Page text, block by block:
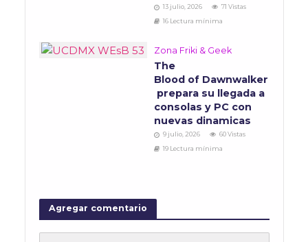
13 julio, 2026
71 Vistas
16 Lectura mínima
Zona Friki & Geek
The
Blood of Dawnwalker
prepara su llegada a
consolas y PC con
nuevas dinamicas
9 julio, 2026
60 Vistas
19 Lectura mínima
Agregar comentario